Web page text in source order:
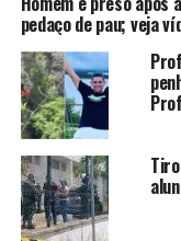
pedaço de pau; veja